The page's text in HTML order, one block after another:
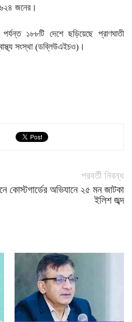
জনের।
১৮৮টি দেশে ছড়িয়েছে প্রাণঘাতী
সংস্থা (ডব্লিউএইচও)।
পরবর্তী নিবন্ধ
কোস্টগার্ডের অভিযানে ২৫ মন জাটকা
ইলিশ জব্দ